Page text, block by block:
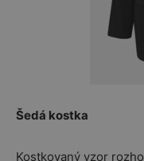
Šedá kostka
Kostkovaný vzor